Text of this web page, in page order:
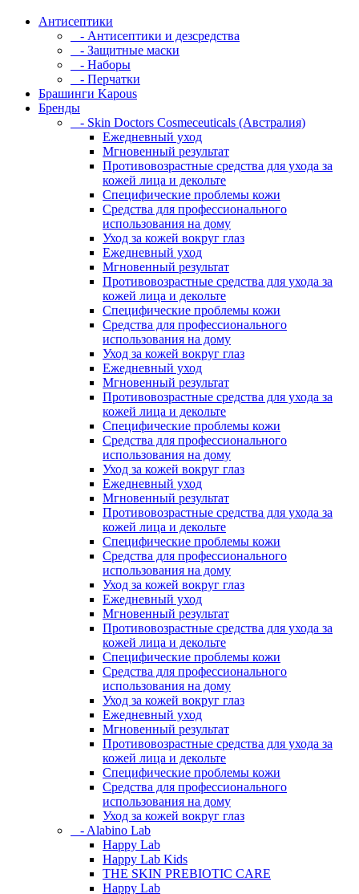
Антисептики
- Антисептики и дезсредства
- Защитные маски
- Наборы
- Перчатки
Брашинги Kapous
Бренды
- Skin Doctors Cosmeceuticals (Австралия)
Ежедневный уход
Мгновенный результат
Противовозрастные средства для ухода за
кожей лица и декольте
Специфические проблемы кожи
Средства для профессионального
использования на дому
Уход за кожей вокруг глаз
Ежедневный уход
Мгновенный результат
Противовозрастные средства для ухода за
кожей лица и декольте
Специфические проблемы кожи
Средства для профессионального
использования на дому
Уход за кожей вокруг глаз
Ежедневный уход
Мгновенный результат
Противовозрастные средства для ухода за
кожей лица и декольте
Специфические проблемы кожи
Средства для профессионального
использования на дому
Уход за кожей вокруг глаз
Ежедневный уход
Мгновенный результат
Противовозрастные средства для ухода за
кожей лица и декольте
Специфические проблемы кожи
Средства для профессионального
использования на дому
Уход за кожей вокруг глаз
Ежедневный уход
Мгновенный результат
Противовозрастные средства для ухода за
кожей лица и декольте
Специфические проблемы кожи
Средства для профессионального
использования на дому
Уход за кожей вокруг глаз
Ежедневный уход
Мгновенный результат
Противовозрастные средства для ухода за
кожей лица и декольте
Специфические проблемы кожи
Средства для профессионального
использования на дому
Уход за кожей вокруг глаз
- Alabino Lab
Happy Lab
Happy Lab Kids
THE SKIN PREBIOTIC CARE
Happy Lab